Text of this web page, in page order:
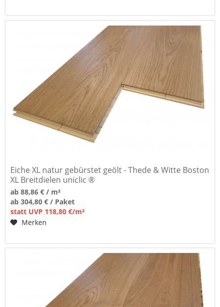
Eiche XL natur gebürstet geölt - Thede & Witte Boston
XL Breitdielen uniclic ®
ab 88,86 € / m²
ab 304,80 € / Paket
statt UVP 118,80 €/m²
Merken